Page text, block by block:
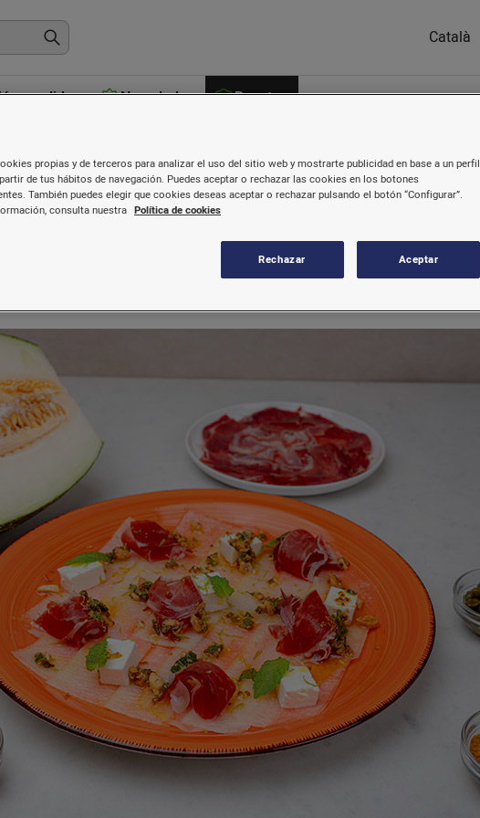
Català
vendidos Novedades Recetas
jamón ibérico y queso feta
propias y de terceros para analizar el uso del sitio web y mostrarte publicidad en base a un perfil
de tus hábitos de navegación. Puedes aceptar o rechazar las cookies en los botones
También puedes elegir que cookies deseas aceptar o rechazar pulsando el botón “Configurar”.
consulta nuestra Política de cookies
Rechazar Aceptar